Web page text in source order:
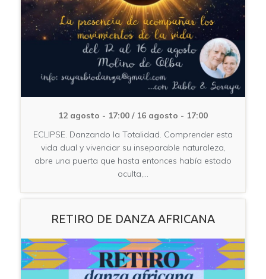
12 agosto - 17:00 / 16 agosto - 17:00
ECLIPSE. Danzando la Totalidad. Comprender esta
vida dual y vivenciar su inseparable naturaleza,
abre una puerta que hasta entonces había estado
oculta,…
RETIRO DE DANZA AFRICANA